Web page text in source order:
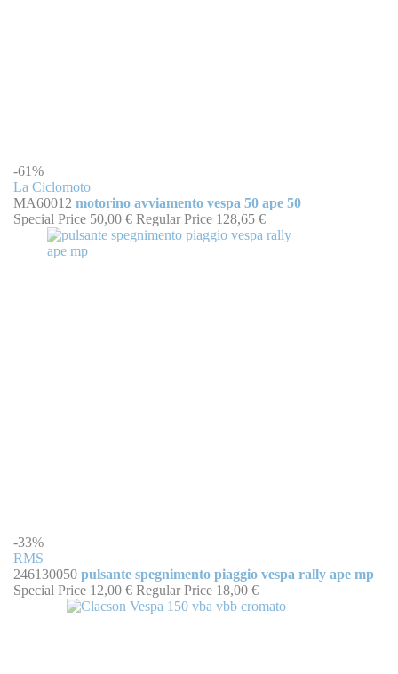
-61%
La Ciclomoto
MA60012 motorino avviamento vespa 50 ape 50
Special Price 50,00 € Regular Price 128,65 €
-33%
RMS
246130050 pulsante spegnimento piaggio vespa rally ape mp
Special Price 12,00 € Regular Price 18,00 €